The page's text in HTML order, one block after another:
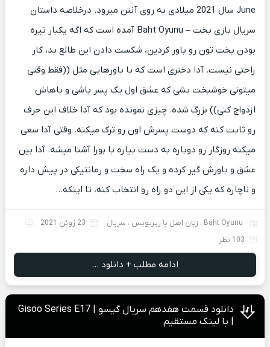
June سال 2021 میلادی به روی آنتن میرود. درخلاصه داستان
سریال بازی بخت – Baht Oyunu آمده است که اگه یکبار تیره
بودن بخت تون رو باور کردین، شکست دادن این طالع بد، کار
راحتی نیست. آدا دختری است که با باورهایی مثل ((فقط وقتی
میتونی خوشبخت بشی که عشق اول یک پسر باشی و باهاش
ازدواج کنی)) بزرگ شده. چیزی نمونده بود که آدا خلاف این حرف
رو ثابت کنه که دوست پسرش اون رو ترک میکنه. وقتی آدا سعی
میکنه روزگار رو دوباره به دست بیاره با بورا آشنا میشه. آدا بین
عشق و باورش گیر کرده و یک راه سخت و رمانتیکی در پیش داره
و ناچاره که یکی از این دو راه رو انتخاب کنه، تا اینکه…
Baht Oyunu ، زبان اصل با زیرنویس ، سریال
23 ژوئن 2021
103 نظر
ادامه مطلب + دانلود ...
دانلود قسمت هفدهم سریال گیسو | Gisoo Series E17
| با لینک مستقیم